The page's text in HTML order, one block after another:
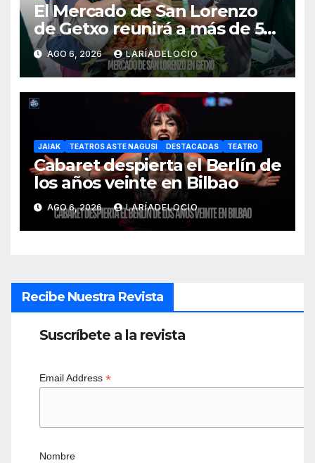
El Mercado de San Lorenzo
de Getxo reunirá a más de 50
productores del País Vasco
AGO 6, 2026 LARÍADELOCIO
JAIAK TEATROS ASTE NAGUSI DESTACADAS TEATRO
Cabaret despierta el Berlín de
los años veinte en Bilbao
AGO 6, 2026 LARÍADELOCIO
Recibe Nuestra Revista
Suscríbete a la revista
Email Address *
Nombre